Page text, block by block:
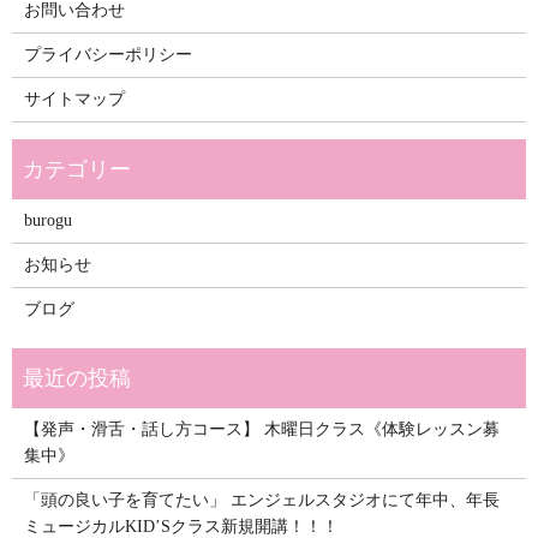
お問い合わせ
プライバシーポリシー
サイトマップ
burogu
お知らせ
ブログ
【発声・滑舌・話し方コース】 木曜日クラス《体験レッスン募
集中》
「頭の良い子を育てたい」 エンジェルスタジオにて年中、年長
ミュージカルKID’Sクラス新規開講！！！